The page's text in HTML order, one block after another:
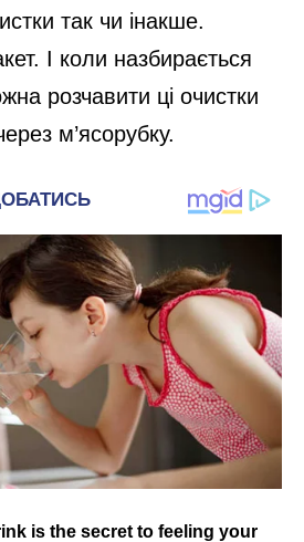
так чи інакше.
І коли назбирається
розчавити ці очистки
м’ясорубку.